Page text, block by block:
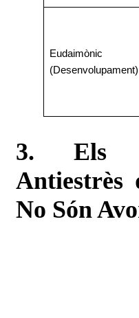
Eudaimònic
(Desenvolupament)
3. Els
Antiestrès
No Són